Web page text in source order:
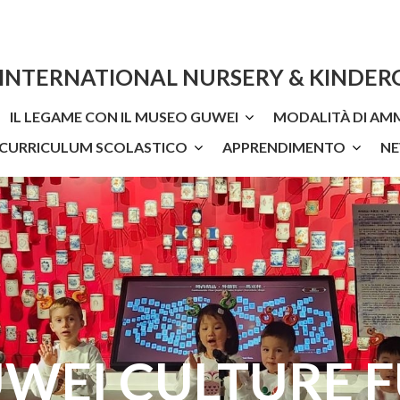
NURSERY &
IL LEGAME CON IL MUSEO GUWEI MODALITÀ DI
SCOLASTICO APPRENDIMENTO
CULTURE